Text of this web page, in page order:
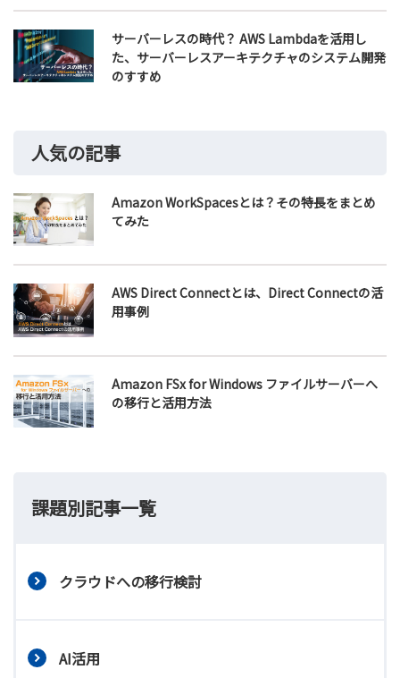
サーバーレスの時代？ AWS Lambdaを活用し
た、サーバーレスアーキテクチャのシステム開発
のすすめ
人気の記事
Amazon WorkSpacesとは？その特長をまとめ
てみた
AWS Direct Connectとは、Direct Connectの活
用事例
Amazon FSx for Windows ファイルサーバーへ
の移行と活用方法
課題別記事一覧
クラウドへの移行検討
AI活用